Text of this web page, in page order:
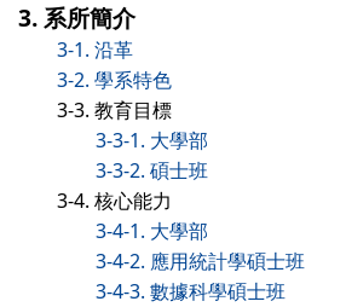
3. 系所簡介
3-1. 沿革
3-2. 學系特色
3-3. 教育目標
3-3-1. 大學部
3-3-2. 碩士班
3-4. 核心能力
3-4-1. 大學部
3-4-2. 應用統計學碩士班
3-4-3. 數據科學碩士班